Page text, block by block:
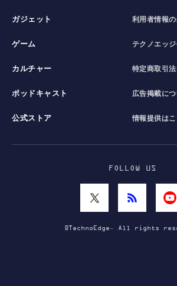
ガジェット
ゲーム
カルチャー
ポッドキャスト
公式ストア
利用者情報
テクノエッ
特定商取引
広告掲載に
情報提供はこ
FOLLOW US
©TechnoEdge. All rights